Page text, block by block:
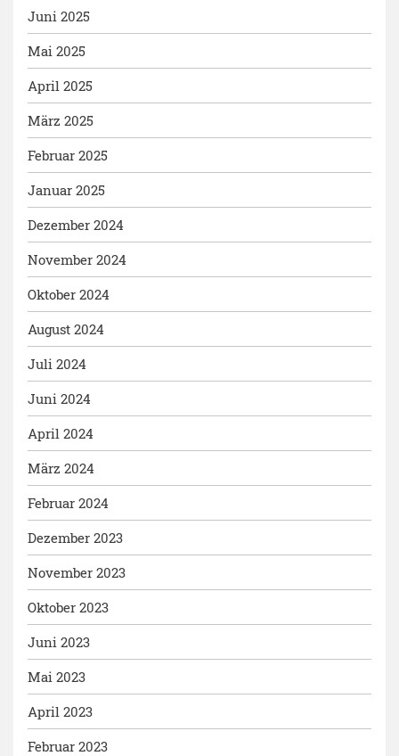
Juni 2025
Mai 2025
April 2025
März 2025
Februar 2025
Januar 2025
Dezember 2024
November 2024
Oktober 2024
August 2024
Juli 2024
Juni 2024
April 2024
März 2024
Februar 2024
Dezember 2023
November 2023
Oktober 2023
Juni 2023
Mai 2023
April 2023
Februar 2023